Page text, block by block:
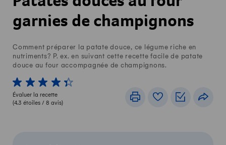
garnies de champignons
Comment préparer la patate douce, ce légume riche en
nutriments? P. ex. en suivant cette recette facile de patate
douce au four accompagnée de champignons.
1 von 5 étoiles
2 von 5 étoiles
3 von 5 étoiles
4 von 5 étoiles
5 von 5 étoiles
Évaluer la recette
(4.3 étoiles / 8 avis)
ImprimerLivre de recettes
Listes de